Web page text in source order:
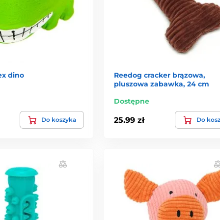
dino
Do koszyka
Reedog cracker brązowa,
pluszowa zabawka, 24 cm
Dostępne
25.99 zł Do